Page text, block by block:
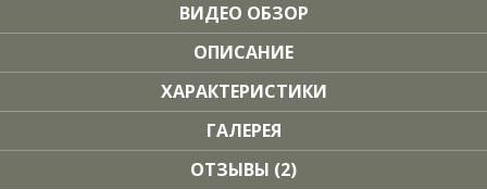
ВИДЕО ОБЗОР
ОПИСАНИЕ
ХАРАКТЕРИСТИКИ
ГАЛЕРЕЯ
ОТЗЫВЫ (2)